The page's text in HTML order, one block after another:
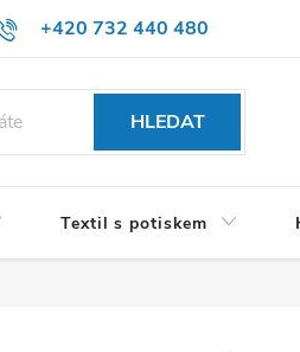
+420 732 440 480
VŠEOBECNÉ OBCHODNÍ PODMÍNKY
HLEDAT
Textil s potiskem